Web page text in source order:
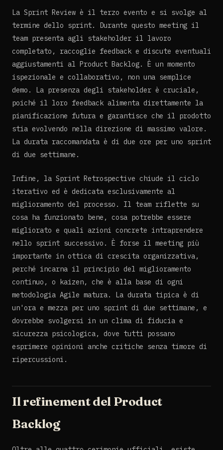
La Sprint Review è il terzo evento e si svolge al
termine dello sprint. Durante questo meeting il
team presenta agli stakeholder il lavoro
completato, raccoglie feedback e discute eventuali
aggiustamenti al Product Backlog. È un momento
ispezionale e collaborativo, non una semplice
demo. La presenza degli stakeholder è cruciale,
poiché il loro feedback alimenta direttamente la
pianificazione futura e garantisce che il prodotto
stia evolvendo nella direzione di massimo valore.
La durata raccomandata è di due ore per uno sprint
di due settimane.
Infine, la Sprint Retrospective chiude il ciclo
iterativo ed è dedicata esclusivamente al
miglioramento del processo. Il team riflette su
cosa ha funzionato bene, cosa potrebbe essere
migliorato e quali azioni concrete intraprendere
nello sprint successivo. È forse il meeting più
importante in ottica di crescita organizzativa,
perché incarna il principio del miglioramento
continuo, o kaizen, che è alla base di ogni
metodologia Agile matura. La durata tipica è di
un'ora e mezza per uno sprint di due settimane, e
dovrebbe svolgersi in un clima di fiducia e
sicurezza psicologica, dove tutti possano
esprimere opinioni anche critiche senza timore di
ripercussioni.
Il refinement del Product
Backlog